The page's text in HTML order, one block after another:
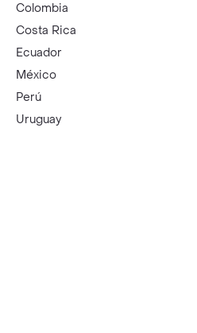
Colombia
Costa Rica
Ecuador
México
Perú
Uruguay